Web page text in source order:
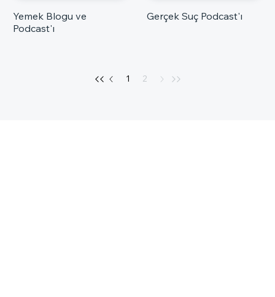
Yemek Blogu ve
Podcast'ı
Gerçek Suç Podcast'ı
1 2